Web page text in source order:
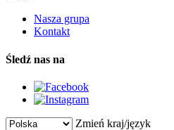
Nasza grupa
Kontakt
Śledź nas na
Zmień kraj/język